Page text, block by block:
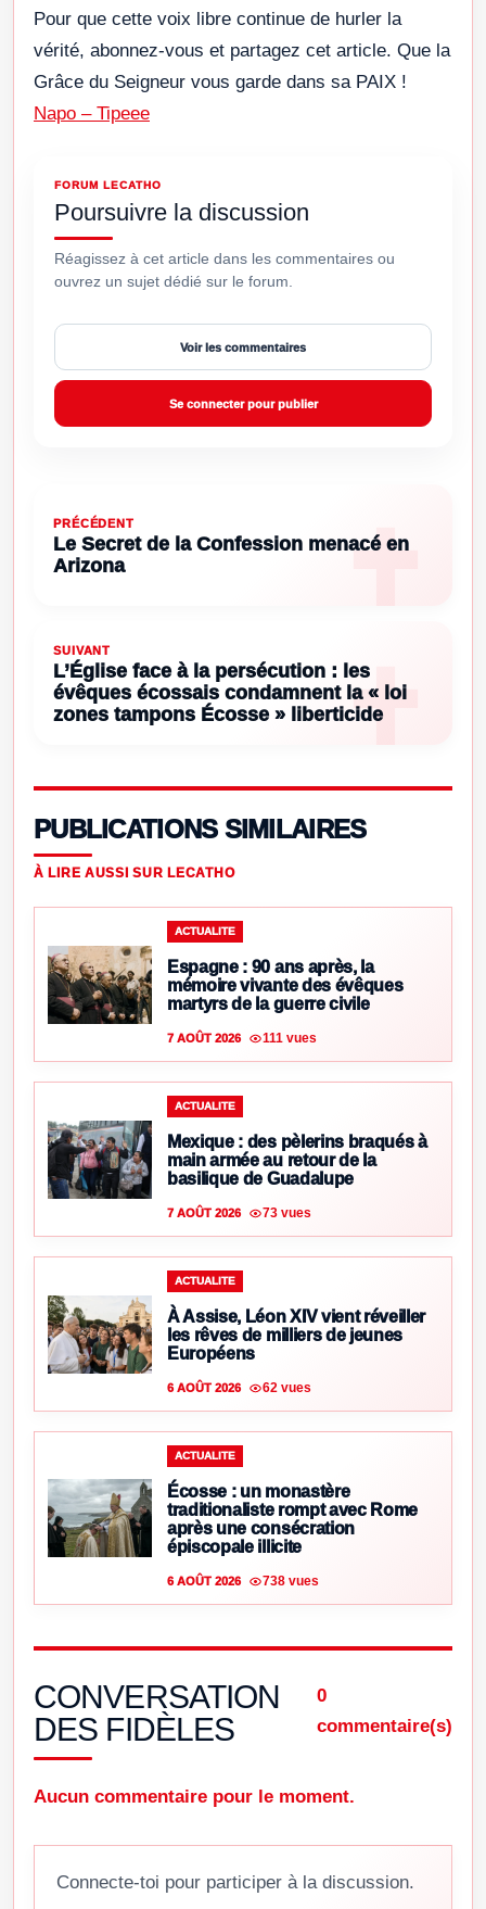
Pour que cette voix libre continue de hurler la
vérité, abonnez-vous et partagez cet article. Que la
Grâce du Seigneur vous garde dans sa PAIX !
Napo – Tipeee
FORUM LECATHO
Poursuivre la discussion
Réagissez à cet article dans les commentaires ou
ouvrez un sujet dédié sur le forum.
Voir les commentaires
Se connecter pour publier
PRÉCÉDENT
Le Secret de la Confession menacé en
Arizona
SUIVANT
L’Église face à la persécution : les
évêques écossais condamnent la « loi
zones tampons Écosse » liberticide
PUBLICATIONS SIMILAIRES
À LIRE AUSSI SUR LECATHO
ACTUALITE
Espagne : 90 ans après, la
mémoire vivante des évêques
martyrs de la guerre civile
7 AOÛT 2026 111 vues
ACTUALITE
Mexique : des pèlerins braqués à
main armée au retour de la
basilique de Guadalupe
7 AOÛT 2026 73 vues
ACTUALITE
À Assise, Léon XIV vient réveiller
les rêves de milliers de jeunes
Européens
6 AOÛT 2026 62 vues
ACTUALITE
Écosse : un monastère
traditionaliste rompt avec Rome
après une consécration
épiscopale illicite
6 AOÛT 2026 738 vues
CONVERSATION
DES FIDÈLES
0
commentaire(s)
Aucun commentaire pour le moment.
Connecte-toi pour participer à la discussion.